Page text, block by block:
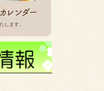
します。